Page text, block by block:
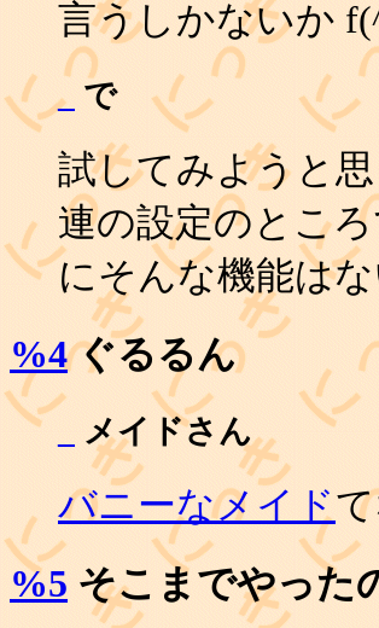
言うしかないか
_ で
試してみようと
連の設定のとこ
にそんな機能は
%4ぐるるん
メイドさん
バニーなメイド
%5 そこまでやった